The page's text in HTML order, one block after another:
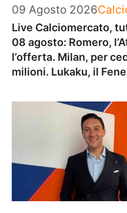
09 Agosto 2026
Live Calciomercato,
08 agosto: Romero,
l’offerta. Milan, per
milioni. Lukaku, il